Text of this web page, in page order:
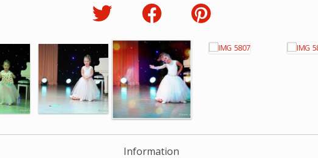
Information